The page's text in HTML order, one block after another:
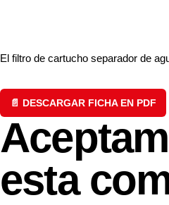
El filtro de cartucho separador de
📄 DESCARGAR FICHA EN PDF
esta